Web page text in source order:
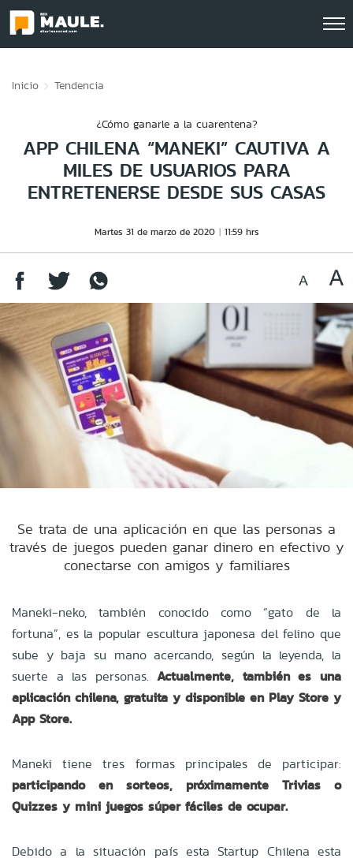
Inicio Tendencia
¿Cómo ganarle a la cuarentena?
APP CHILENA “MANEKI” CAUTIVA A
MILES DE USUARIOS PARA
ENTRETENERSE DESDE SUS CASAS
Martes 31 de marzo de 2020 11:59 hrs
Se trata de una aplicación en que las personas a
través de juegos pueden ganar dinero en efectivo y
conectarse con amigos y familiares
Maneki-neko, también conocido como “gato de la
fortuna”, es la popular escultura japonesa del felino que
sube y baja su mano acercando, según la leyenda, la
suerte a las personas.Actualmente, también es una
aplicación chilena, gratuita y disponible en Play Store y
App Store.
Maneki tiene tres formas principales de participar:
participando en sorteos, próximamente Trivias o
Quizzes y mini juegos súper fáciles de ocupar.
Debido a la situación país esta Startup Chilena esta